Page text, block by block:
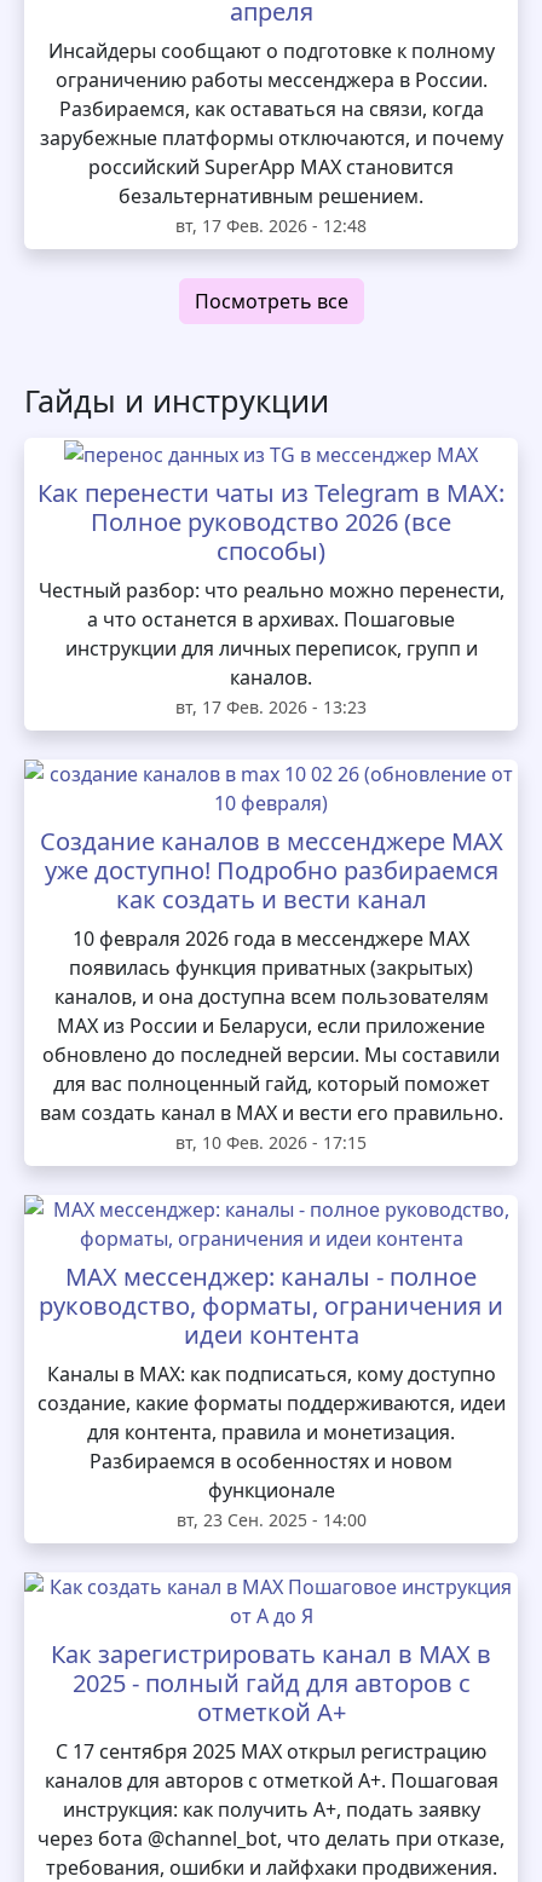
апреля
Инсайдеры сообщают о подготовке к полному
ограничению работы мессенджера в России.
Разбираемся, как оставаться на связи, когда
зарубежные платформы отключаются, и почему
российский SuperApp MAX становится
безальтернативным решением.
вт, 17 Фев. 2026 - 12:48
Посмотреть все
Гайды и инструкции
Как перенести чаты из Telegram в MAX:
Полное руководство 2026 (все
способы)
Честный разбор: что реально можно перенести,
а что останется в архивах. Пошаговые
инструкции для личных переписок, групп и
каналов.
вт, 17 Фев. 2026 - 13:23
Создание каналов в мессенджере MAX
уже доступно! Подробно разбираемся
как создать и вести канал
10 февраля 2026 года в мессенджере MAX
появилась функция приватных (закрытых)
каналов, и она доступна всем пользователям
MAX из России и Беларуси, если приложение
обновлено до последней версии. Мы составили
для вас полноценный гайд, который поможет
вам создать канал в MAX и вести его правильно.
вт, 10 Фев. 2026 - 17:15
MAX мессенджер: каналы - полное
руководство, форматы, ограничения и
идеи контента
Каналы в MAX: как подписаться, кому доступно
создание, какие форматы поддерживаются, идеи
для контента, правила и монетизация.
Разбираемся в особенностях и новом
функционале
вт, 23 Сен. 2025 - 14:00
Как зарегистрировать канал в MAX в
2025 - полный гайд для авторов с
отметкой А+
С 17 сентября 2025 MAX открыл регистрацию
каналов для авторов с отметкой А+. Пошаговая
инструкция: как получить А+, подать заявку
через бота @channel_bot, что делать при отказе,
требования, ошибки и лайфхаки продвижения.